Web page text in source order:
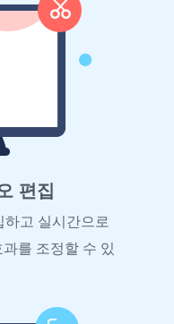
편집
하고 실시간으로
를 조정할 수 있